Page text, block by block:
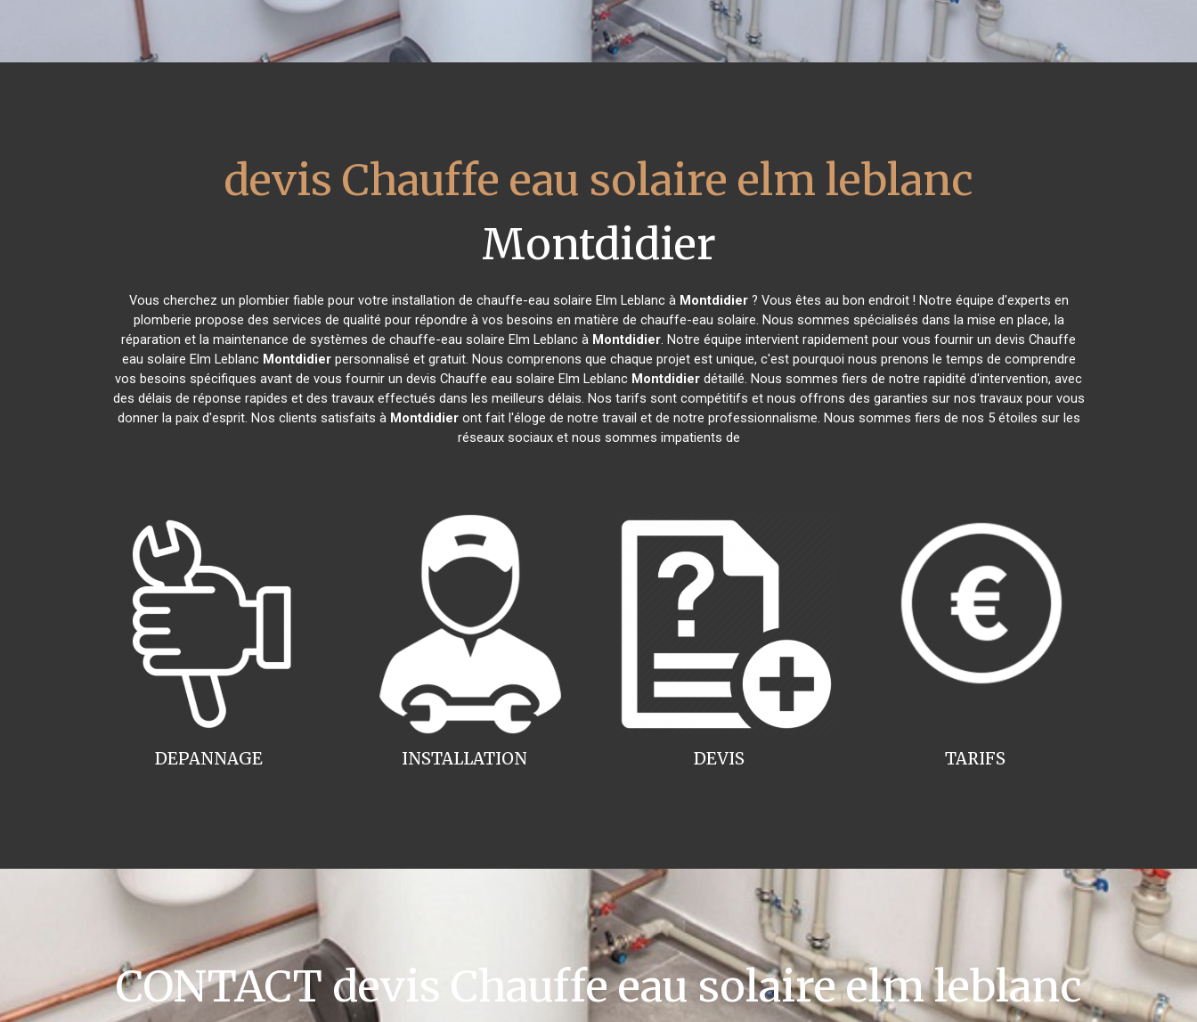
devis Chauffe eau solaire elm leblanc
Montdidier
Vous cherchez un plombier fiable pour votre installation de chauffe-eau solaire Elm Leblanc à Montdidier? Vous êtes au bon endroit ! Notre équipe d'experts en
plomberie propose des services de qualité pour répondre à vos besoins en matière de chauffe-eau solaire. Nous sommes spécialisés dans la mise en place, la
réparation et la maintenance de systèmes de chauffe-eau solaire Elm Leblanc à Montdidier. Notre équipe intervient rapidement pour vous fournir un devis Chauffe
eau solaire Elm Leblanc Montdidierpersonnalisé et gratuit. Nous comprenons que chaque projet est unique, c'est pourquoi nous prenons le temps de comprendre
vos besoins spécifiques avant de vous fournir un devis Chauffe eau solaire Elm Leblanc Montdidier détaillé. Nous sommes fiers de notre rapidité d'intervention, avec
des délais de réponse rapides et des travaux effectués dans les meilleurs délais. Nos tarifs sont compétitifs et nous offrons des garanties sur nos travaux pour vous
donner la paix d'esprit. Nos clients satisfaits à Montdidieront fait l'éloge de notre travail et de notre professionnalisme. Nous sommes fiers de nos 5 étoiles sur les
réseaux sociaux et nous sommes impatients de
INSTALLATION
DEPANNAGE TARIFS
DEVIS
CONTACT devis Chauffe eau solaire elm leblanc